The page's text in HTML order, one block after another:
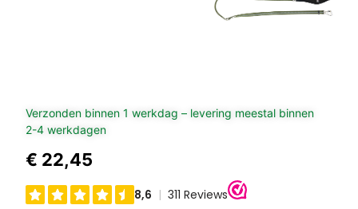
Verzonden binnen 1 werkdag – levering meestal binnen
2-4 werkdagen
€ 22,45